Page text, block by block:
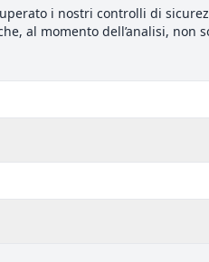
i nostri controlli di
al momento dell’analisi, non